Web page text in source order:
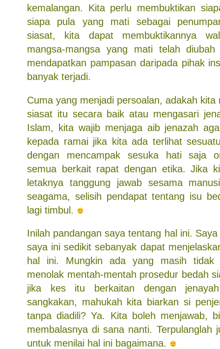
kemalangan. Kita perlu membuktikan
siapa pula yang mati sebagai
siasat, kita dapat membuktikannya
mangsa-mangsa yang mati telah
mendapatkan pampasan daripada pihak
banyak terjadi.
Cuma yang menjadi persoalan, adakah kita
siasat itu secara baik atau mengasari
Islam, kita wajib menjaga aib jenazah
kepada ramai jika kita ada terlihat
dengan mencampak sesuka hati saja
semua berkait rapat dengan etika. Jika
letaknya tanggung jawab sesama
seagama, selisih pendapat tentang isu
lagi timbul.
Inilah pandangan saya tentang hal ini.
saya ini sedikit sebanyak dapat
hal ini. Mungkin ada yang masih tidak
menolak mentah-mentah prosedur bedah
jika kes itu berkaitan dengan
sangkakan, mahukah kita biarkan si
tanpa diadili? Ya. Kita boleh menjawab,
membalasnya di sana nanti. Terpulanglah
untuk menilai hal ini bagaimana.